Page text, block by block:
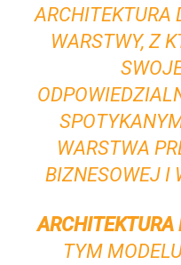
ARCHITEKTURA
WARSTWY, Z
WARSTWA
BIZNESOWEJ I
ARCHITEKTURA
TYM